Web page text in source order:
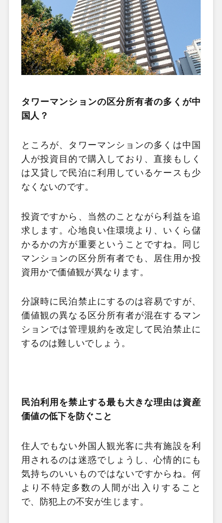
タワーマンションの区分所有者の多くが中
国人？
ところが、タワーマンションの多くは中国
人が投資目的で購入しており、直接もしく
は又貸しで民泊に利用しているケースも少
なくないのです。
投資ですから、当然のことながら利益を追
求します。心地良い住環境より、いくら儲
かるかの方が重要ということですね。同じ
マンションの区分所有者でも、居住用か投
資用かで価値観が異なります。
分譲時に民泊禁止にするのは容易ですが、
価値観の異なる区分所有者が混在するマン
ションでは管理規約を改定して民泊禁止に
するのは難しいでしょう。
民泊利用を禁止する最も大きな理由は資産
価値の低下を防ぐこと
住人でもない外国人観光客に共有施設を利
用されるのは迷惑でしょうし、心情的にも
気持ちのいいものではないですからね。何
より不特定多数の人間が出入りすること
で、防犯上の不安が生じます。